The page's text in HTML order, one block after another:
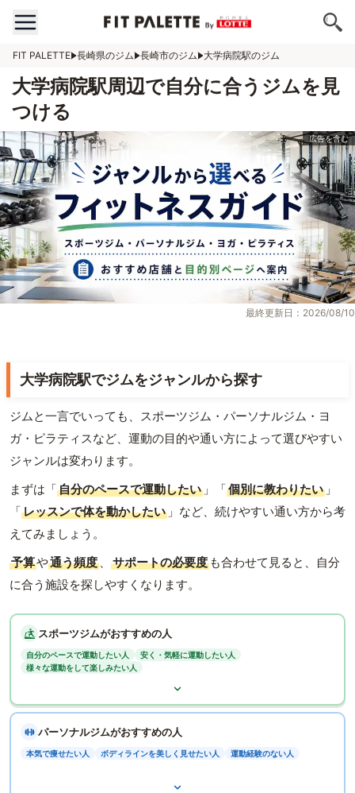
FIT PALETTE 長崎県のジム 長崎市のジム 大学病院駅のジム
大学病院駅周辺で自分に合うジムを見
つける
最終更新日：2026/08/10
大学病院駅でジムをジャンルから探す
ジムと一言でいっても、スポーツジム・パーソナルジム・ヨ
ガ・ピラティスなど、運動の目的や通い方によって選びやすい
ジャンルは変わります。
まずは「自分のペースで運動したい 」「個別に教わりたい 」
「レッスンで体を動かしたい 」など、続けやすい通い方から考
えてみましょう。
予算や通う頻度 、 サポートの必要度 も合わせて見ると、自分
に合う施設を探しやすくなります。
スポーツジムがおすすめの人
自分のペースで運動したい人
安く・気軽に運動したい人
様々な運動をして楽しみたい人
パーソナルジムがおすすめの人
本気で痩せたい人 ボディラインを美しく見せたい人 運動経験のない人